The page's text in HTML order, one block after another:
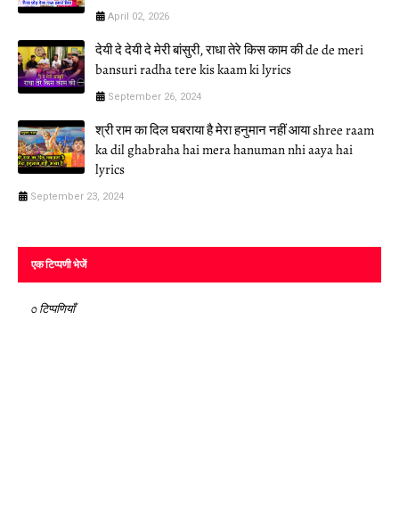
April 02, 2026
देयी दे देयी दे मेरी बांसुरी, राधा तेरे किस काम की de de meri
bansuri radha tere kis kaam ki lyrics
September 26, 2024
श्री राम का दिल घबराया है मेरा हनुमान नहीं आया shree raam
ka dil ghabraha hai mera hanuman nhi aaya hai
lyrics
September 23, 2024
एक टिप्पणी भेजें
0 टिप्पणियाँ